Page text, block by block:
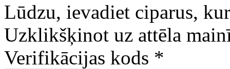
Lūdzu, ievadiet ciparus,
Uzklikšķinot uz attēla
Verifikācijas kods *